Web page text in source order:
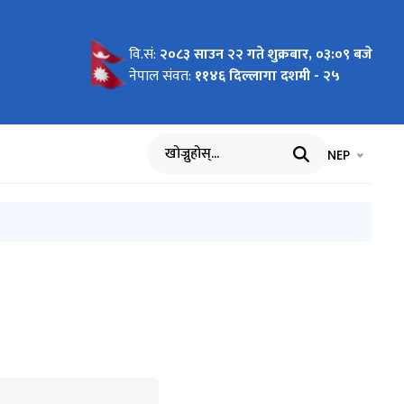
वि.सं: २०८३ साउन २२ गते शुक्रबार, ०३:०९ बजे
नेपाल संवत: ११४६ दिल्लागा दशमी - २५
खोज्नुहोस् भाषा चयन
NEP